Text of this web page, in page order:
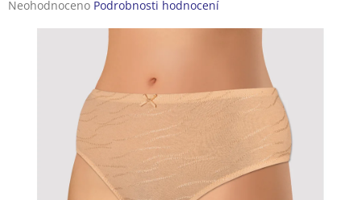
Průměrné
Neohodnoceno Podrobnosti hodnocení